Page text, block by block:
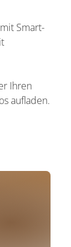
Smart-
Ihren
aufladen.